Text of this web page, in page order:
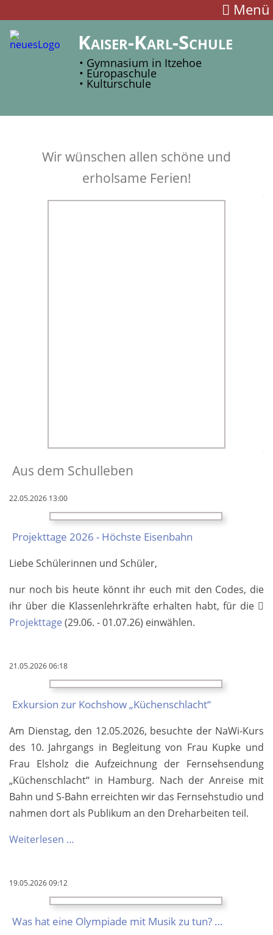
Menü
Kaiser-Karl-Schule
• Gymnasium in Itzehoe
• Europaschule
• Kulturschule
Wir wünschen allen schöne und
erholsame Ferien!
Aus dem Schulleben
22.05.2026 13:00
Projekttage 2026 - Höchste Eisen­bahn
Liebe Schülerinnen und Schüler,
nur noch bis heute könnt ihr euch mit den Codes, die
ihr über die Klassen­lehr­kräfte er­halten habt, für die
Projekttage (29.06. - 01.07.26) ein­wählen.
21.05.2026 06:18
Ex­kur­si­on zur Koch­show „Kü­chen­schlacht“
Am Diens­tag, den 12.05.2026, be­such­te der Na­Wi-Kurs
des 10. Jahr­gangs in Be­glei­tung von Frau Kup­ke und
Frau Els­holz die Auf­zeich­nung der Fern­seh­sen­dung
„Kü­chen­schlacht“ in Ham­burg. Nach der An­rei­se mit
Bahn und S-Bahn er­reich­ten wir das Fern­seh­stu­dio und
nah­men dort als Pu­bli­kum an den Dreh­ar­bei­ten teil.
Weiterlesen …
zur
Koch­
19.05.2026 09:12
Was hat ei­ne O­lym­pi­a­de mit Mu­sik zu tun? …